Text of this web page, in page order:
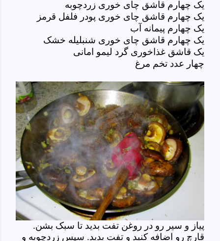
یک چهارم قاشق چای خوری زردچوبه
یک چهارم قاشق چای خوری پودر فلفل قرمز
یک چهارم پیمانه آب
یک چهارم قاشق چای خوری شنبلیله خشک
یک قاشق غذاخوری گرد لیمو امانی
چهار عدد تخم مرغ
پیاز و سیر رو در روغن تفت بدید تا سبک بشن.
قارچ رو اضافه کنید و تفت بدید. سپس زردچوبه و